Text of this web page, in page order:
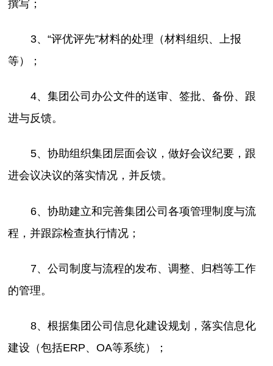
撰写；
3、“评优评先”材料的处理（材料组织、上报
等）；
4、集团公司办公文件的送审、签批、备份、跟
进与反馈。
5、协助组织集团层面会议，做好会议纪要，跟
进会议决议的落实情况，并反馈。
6、协助建立和完善集团公司各项管理制度与流
程，并跟踪检查执行情况；
7、公司制度与流程的发布、调整、归档等工作
的管理。
8、根据集团公司信息化建设规划，落实信息化
建设（包括ERP、OA等系统）；